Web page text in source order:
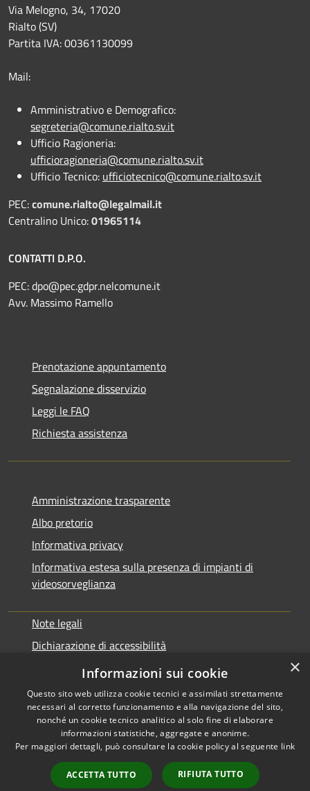
Via Melogno, 34, 17020
Rialto (SV)
Partita IVA: 00361130099
Mail:
Amministrativo e Demografico:
segreteria@comune.rialto.sv.it
Ufficio Ragioneria:
ufficioragioneria@comune.rialto.sv.it
Ufficio Tecnico: ufficiotecnico@comune.rialto.sv.it
PEC:comune.rialto@legalmail.it
Centralino Unico:01965114
CONTATTI D.P.O.
PEC:dpo@pec.gdpr.nelcomune.it
Avv. Massimo Ramello
Prenotazione appuntamento
Segnalazione disservizio
Leggi le FAQ
Richiesta assistenza
Amministrazione trasparente
Albo pretorio
Informativa privacy
Informativa estesa sulla presenza di impianti di
videosorveglianza
Note legali
Dichiarazione di accessibilità
Obbiettivi di accessibilità
Accessibilità
Copyright © 2026 • Comune di
Rialto • Powered by
Municipium•
Accesso
×
Informazioni sui cookie
Questo sito web utilizza cookie tecnici e assimilati strettamente
necessari al corretto funzionamento e alla navigazione del sito,
nonché un cookie tecnico analitico al solo fine di elaborare
informazioni statistiche, aggregate e anonime.
Per maggiori dettagli, può consultare la cookie policy al seguente link
ACCETTA TUTTO RIFIUTA TUTTO